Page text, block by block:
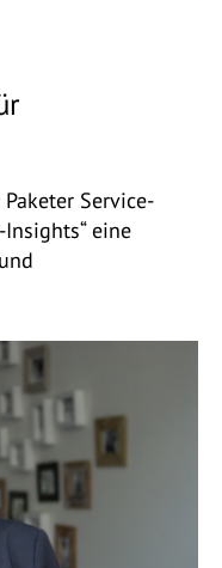
Service-
eine